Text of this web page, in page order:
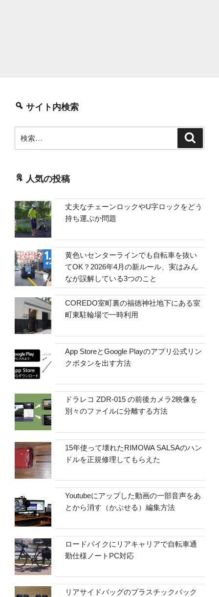
サイト内検索
索:
人気の投稿
丈夫なチェーンロックやU字ロックをどう
持ち運ぶか問題
黄色いセンターラインでも自転車を抜い
てOK？2026年4月の新ルール、実はみん
なが誤解している3つのこと
COREDO室町裏の福徳神社地下にある室
町東駐輪場で一時利用
App StoreとGoogle Playのアプリ公式リン
クボタンを出す方法
ドラレコ ZDR-015 の前後カメラ2映像を
別々のファイルに分離する方法
15年使って壊れたRIMOWA SALSAのハン
ドルを正規修理してもらえた
Youtubeにアップした動画の一部音声をあ
とから消す（かぶせる）編集方法
ロードバイクにリアキャリアで自転車通
勤仕様ノートPC対応
リアサイドバッグのプラスチックバック